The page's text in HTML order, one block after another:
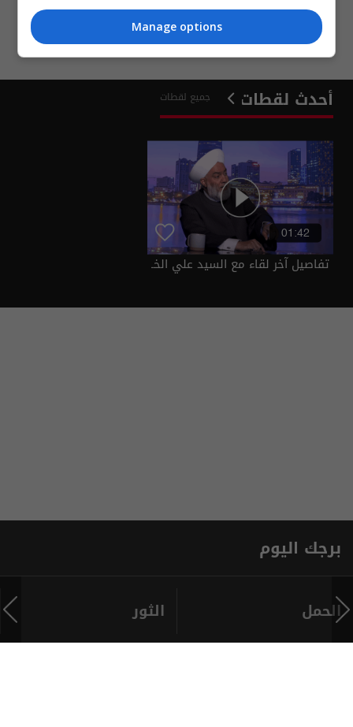
أحدث لقطات جميع لقطات
01:42
تفاصيل آخر لقاء مع السيد علي الخـ
برجك اليوم
الحمل الثور
Manage options